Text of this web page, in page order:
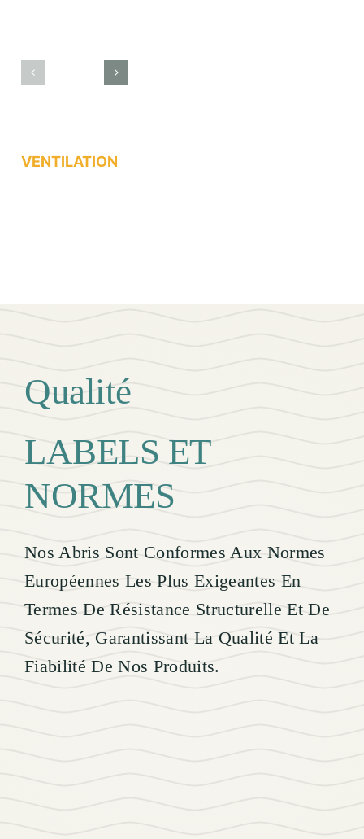
VENTILATION
Qualité
LABELS ET
NORMES
Nos Abris Sont Conformes Aux Normes
Européennes Les Plus Exigeantes En
Termes De Résistance Structurelle Et De
Sécurité, Garantissant La Qualité Et La
Fiabilité De Nos Produits.